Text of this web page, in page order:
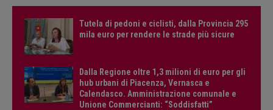
Tutela di pedoni e ciclisti, dalla Provincia 295
mila euro per rendere le strade più sicure
Dalla Regione oltre 1,3 milioni di euro per gli
hub urbani di Piacenza, Vernasca e
Calendasco. Amministrazione comunale e
Unione Commercianti: “Soddisfatti”